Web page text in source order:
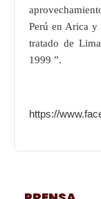
Perú en Arica
tratado de
1999 ”.
https://